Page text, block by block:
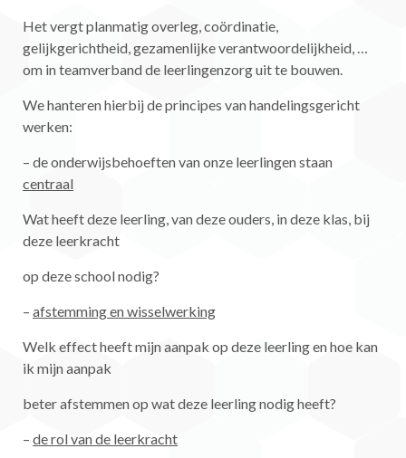
Het vergt planmatig overleg, coördinatie,
gelijkgerichtheid, gezamenlijke verantwoordelijkheid, …
om in teamverband de leerlingenzorg uit te bouwen.
We hanteren hierbij de principes van handelingsgericht
werken:
– de onderwijsbehoeften van onze leerlingen staan
centraal
Wat heeft deze leerling, van deze ouders, in deze klas, bij
deze leerkracht
op deze school nodig?
– afstemming en wisselwerking
Welk effect heeft mijn aanpak op deze leerling en hoe kan
ik mijn aanpak
beter afstemmen op wat deze leerling nodig heeft?
– de rol van de leerkracht